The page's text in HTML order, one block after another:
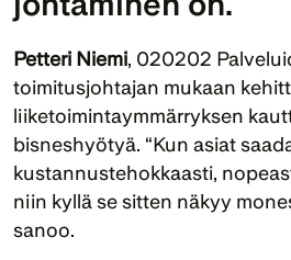
Petteri Niemi, 020202
toimitusjohtajan mukaan
liiketoimintaymmärryksen
bisneshyötyä. “Kun asiat
kustannustehokkaasti,
niin kyllä se sitten näkyy
sanoo.